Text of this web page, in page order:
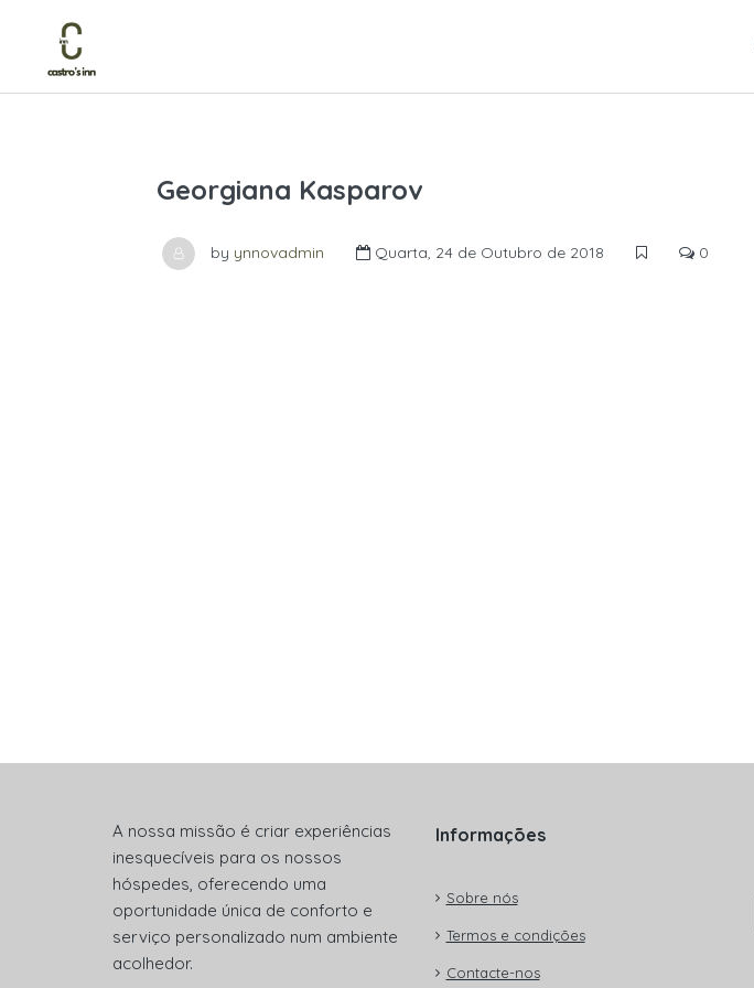
Georgiana Kasparov
by ynnovadmin Quarta, 24 de Outubro de 2018 0
A nossa missão é criar experiências
inesquecíveis para os nossos
hóspedes, oferecendo uma
oportunidade única de conforto e
serviço personalizado num ambiente
acolhedor.
Informações
Sobre nós
Termos e condições
Contacte-nos